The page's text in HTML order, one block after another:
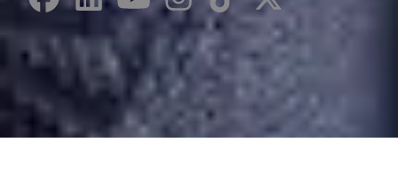
Desarrollado por Just Quality